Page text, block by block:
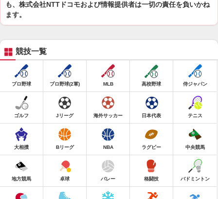
も、株式会社NTTドコモおよび情報提供者は一切の責任を負いかね
ます。
競技一覧
プロ野球 プロ野球(2軍) MLB 高校野球 侍ジャパン
ゴルフ Jリーグ 海外サッカー 日本代表 テニス
大相撲 Bリーグ NBA ラグビー 中央競馬
地方競馬 卓球 バレー 格闘技 バドミントン